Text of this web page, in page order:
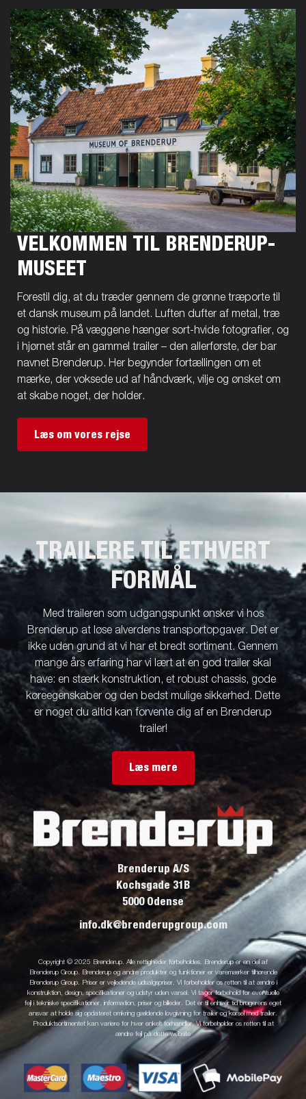
VELKOMMEN TIL BRENDERUP-
MUSEET
Forestil dig, at du træder gennem de grønne træporte til
et dansk museum på landet. Luften dufter af metal, træ
og historie. På væggene hænger sort-hvide fotografier, og
i hjørnet står en gammel trailer – den allerførste, der bar
navnet Brenderup. Her begynder fortællingen om et
mærke, der voksede ud af håndværk, vilje og ønsket om
at skabe noget, der holder.
Læs om vores rejse
TRAILERE TIL ETHVERT
FORMÅL
Med traileren som udgangspunkt ønsker vi hos
Brenderup at løse alverdens transportopgaver. Det er
ikke uden grund at vi har et bredt sortiment. Gennem
mange års erfaring har vi lært at en god trailer skal
have: en stærk konstruktion, et robust chassis, gode
køreegenskaber og den bedst mulige sikkerhed. Dette
er noget du altid kan forvente dig af en Brenderup
trailer!
Læs mere
Brenderup A/S
Kochsgade 31B
5000 Odense
info.dk@brenderupgroup.com
Copyright © 2025 Brenderup. Alle rettigheder forbeholdes. Brenderup er en del af
Brenderup Group. Brenderup og andre produkter og funktioner er varemærker tilhørende
Brenderup Group. Priser er vejledende udsalgspriser. Vi forbeholder os retten til at ændre i
konstruktion, design, specifikationer og udstyr uden varsel. Vi tager forbehold for eventuelle
fejl i tekniske specifikationer, information, priser og billeder. Det er til enhver tid brugerens eget
ansvar at holde sig opdateret omkring gældende lovgivning for trailer og kørsel med trailer.
Produktsortimentet kan variere for hver enkelt forhandler. Vi forbeholder os retten til at
ændre fejl på dette website